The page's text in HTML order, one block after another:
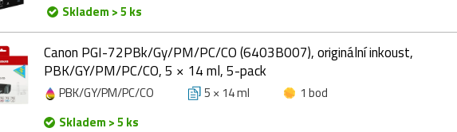
Skladem > 5 ks
Canon PGI-72PBk/Gy/PM/PC/CO (6403B007), originální inkoust,
PBK/GY/PM/PC/CO, 5 × 14 ml, 5-pack
PBK/GY/PM/PC/CO 5 × 14 ml
1 bod
Skladem > 5 ks